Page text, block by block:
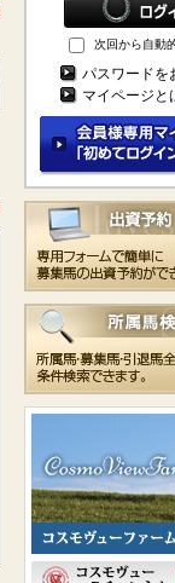
次回から自動
パスワードを
マイページ